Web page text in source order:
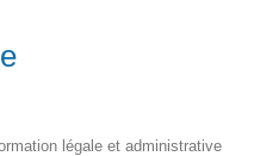
légale et administrative